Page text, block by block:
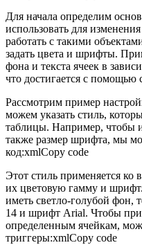
Для начала определим
использовать для
работать с такими
задать цвета и шрифты.
фона и текста ячеек в
что достигается с помощью
Рассмотрим пример
можем указать стиль,
таблицы. Например, чтобы
также размер шрифта, мы
код:xmlCopy code
Этот стиль применяется ко
их цветовую гамму и
иметь светло-голубой фон,
14 и шрифт Arial. Чтобы
определенным ячейкам,
триггеры:xmlCopy code